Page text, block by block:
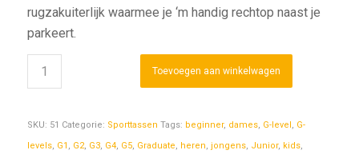
rugzakuiterlijk waarmee je ‘m handig rechtop naast je
parkeert.
Toevoegen aan winkelwagen
SKU: 51 Categorie: Sporttassen Tags: beginner, dames, G-level , G-
levels, G1 , G2, G3, G4, G5, Graduate, heren, jongens, Junior, kids,